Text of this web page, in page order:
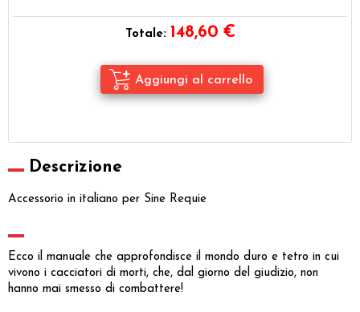
Totale: 148,60 €
Descrizione
Accessorio in italiano per Sine Requie
Ecco il manuale che approfondisce il mondo duro e tetro in cui
vivono i cacciatori di morti, che, dal giorno del giudizio, non
hanno mai smesso di combattere!